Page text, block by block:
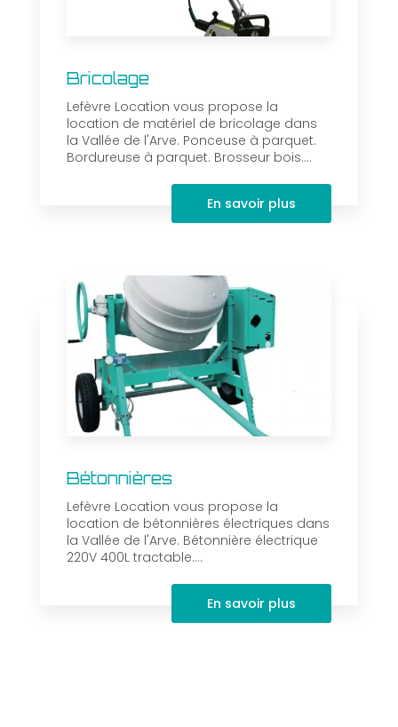
Bricolage
Lefèvre Location vous propose la
location de matériel de bricolage dans
la Vallée de l'Arve. Ponceuse à parquet.
Bordureuse à parquet. Brosseur bois....
En savoir plus
Bétonnières
Lefèvre Location vous propose la
location de bétonnières électriques dans
la Vallée de l'Arve. Bétonnière électrique
220V 400L tractable....
En savoir plus